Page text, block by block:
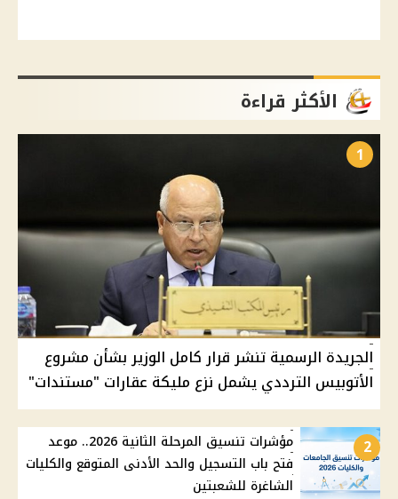
الأكثر قراءة
1
الجريدة الرسمية تنشر قرار كامل الوزير بشأن مشروع
الأتوبيس الترددي يشمل نزع مليكة عقارات "مستندات"
2
مؤشرات تنسيق المرحلة الثانية 2026.. موعد
فتح باب التسجيل والحد الأدنى المتوقع والكليات
الشاغرة للشعبتين